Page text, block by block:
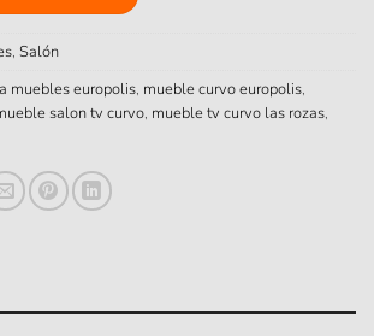
, Salón
muebles europolis, mueble curvo europolis,
salon tv curvo, mueble tv curvo las rozas,